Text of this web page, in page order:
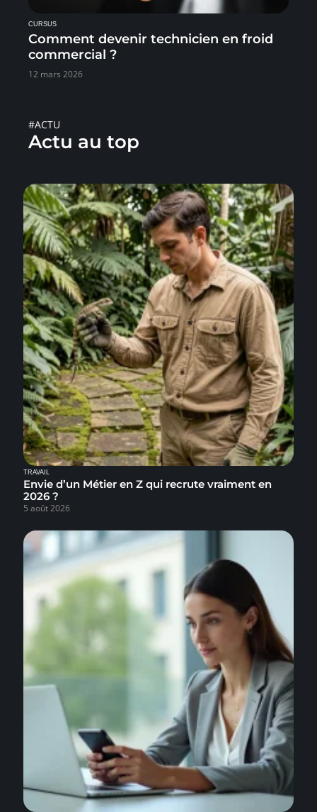
CURSUS
Comment devenir technicien en froid
commercial ?
12 mars 2026
#ACTU
Actu au top
TRAVAIL
Envie d’un Métier en Z qui recrute vraiment en
2026 ?
5 août 2026